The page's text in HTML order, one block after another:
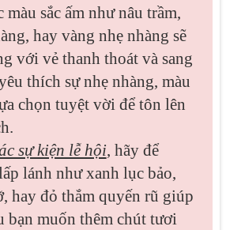
màu sắc ấm như nâu trầm,
hay vàng nhẹ nhàng sẽ
với vẻ thanh thoát và sang
thích sự nhẹ nhàng, màu
chọn tuyệt vời để tôn lên
sự kiện lễ hội, hãy để
lánh như xanh lục bảo,
hay đỏ thắm quyến rũ giúp
bạn muốn thêm chút tươi